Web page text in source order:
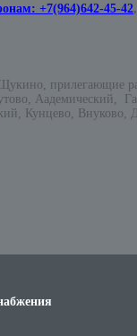
+7(964)642-45-42,
прилегающие
Аадемический,
Кунцево, Внуково,